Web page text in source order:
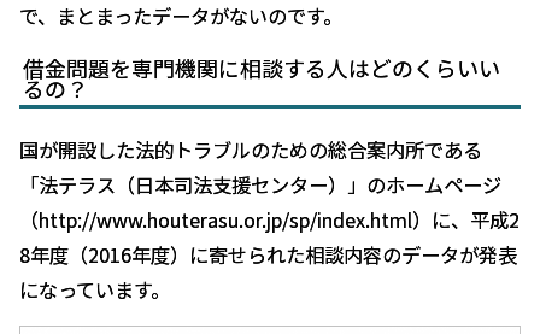
で、まとまったデータがないのです。
借金問題を専門機関に相談する人はどのくらいい
るの？
国が開設した法的トラブルのための総合案内所である
「法テラス（日本司法支援センター）」のホームページ
（http://www.houterasu.or.jp/sp/index.html）に、平成2
8年度（2016年度）に寄せられた相談内容のデータが発表
になっています。